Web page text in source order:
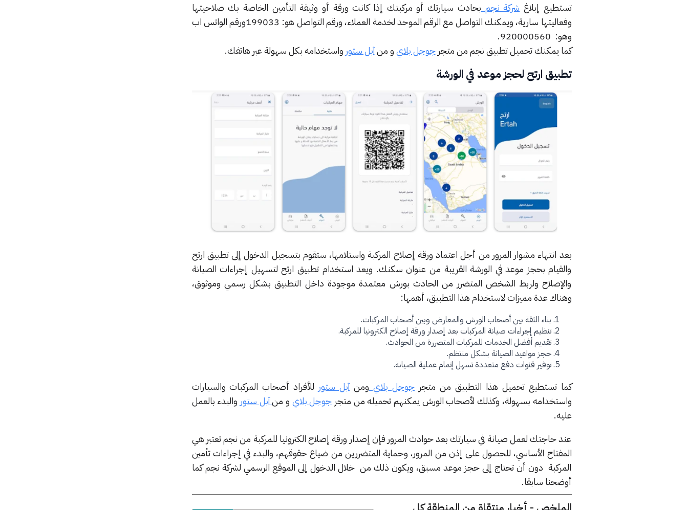
تستطيع إبلاغ شركة نجم بحادث سيارتك أو مركبتك إذا كانت ورقة أو وثيقة التأمين الخاصة بك صلاحيتها
وفعاليتها سارية، ويمكنك التواصل مع الرقم الموحد لخدمة العملاء، ورقم التواصل هو: 199033ورقم الواتس اب
وهو: 920000560.
كما يمكنك تحميل تطبيق نجم من متجرجوجل بلايو منآبل ستور واستخدامه بكل سهولة عبر هاتفك.
تطبيق ارتح لحجز موعد في الورشة
بعد انتهاء مشوار المرور من أجل اعتماد ورقة إصلاح المركبة واستلامها، ستقوم بتسجيل الدخول إلى تطبيق ارتح
والقيام بحجز موعد في الورشة القريبة من عنوان سكنك. ويعد استخدام تطبيق ارتح لتسهيل إجراءات الصيانة
والإصلاح ولربط الشخص المتضرر من الحادث بورش معتمدة موجودة داخل التطبيق بشكل رسمي وموثوق،
وهناك عدة مميزات لاستخدام هذا التطبيق، أهمها:
بناء الثقة بين أصحاب الورش والمعارض وبين أصحاب المركبات.
تنظيم إجراءات صيانة المركبات بعد إصدار ورقة إصلاح الكترونيا للمركبة.
تقديم أفضل الخدمات للمركبات المتضررة من الحوادث.
حجز مواعيد الصيانة بشكل منتظم.
توفير قنوات دفع متعددة تسهل إتمام عملية الصيانة.
كما تستطيع تحميل هذا التطبيق من متجر جوجل بلاي ومنآبل ستور للأفراد أصحاب المركبات والسيارات
واستخدامه بسهولة، وكذلك لأصحاب الورش يمكنهم تحميله من متجر جوجل بلاي و منآبل ستور والبدء بالعمل
عليه.
عند حاجتك لعمل صيانة في سيارتك بعد حوادث المرور فإن إصدار ورقة إصلاح الكترونيا للمركبة من نجم تعتبر هي
المفتاح الأساسي، للحصول على إذن من المرور، وحماية المتضررين من ضياع حقوقهم، والبدء في إجراءات تأمين
المركبة دون أن تحتاج إلى حجز موعد مسبق، ويكون ذلك من خلال الدخول إلى الموقع الرسمي لشركة نجم كما
أوضحنا سابقا.